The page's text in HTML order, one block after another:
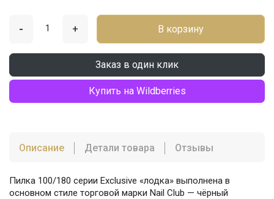
- + В корзину
Заказ в один клик
Купить на Wildberries
Описание Детали товара Отзывы
Пилка 100/180 серии Exclusive «лодка» выполнена в
основном стиле торговой марки Nail Club — чёрный